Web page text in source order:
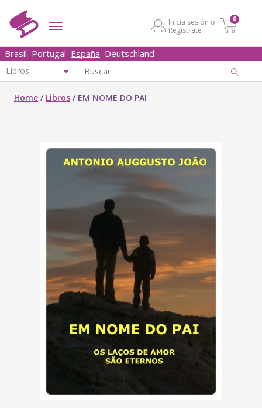
Inicia sesión o
Regístrate
0
Brasil Portugal España Deutschland
Home / Libros / EM NOME DO PAI